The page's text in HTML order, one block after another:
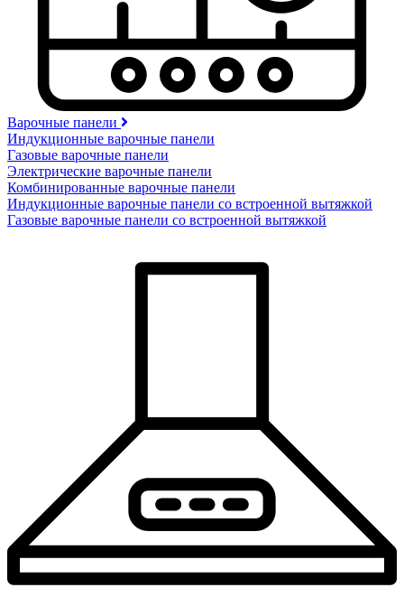
Варочные панели
Индукционные варочные панели
Газовые варочные панели
Электрические варочные панели
Комбинированные варочные панели
Индукционные варочные панели со встроенной вытяжкой
Газовые варочные панели со встроенной вытяжкой